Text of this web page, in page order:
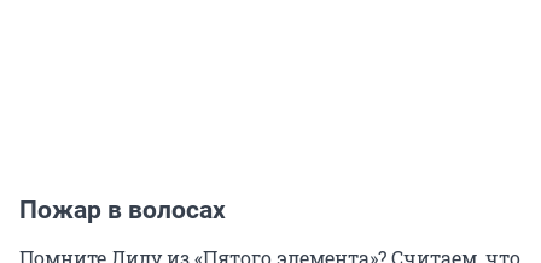
Пожар в волосах
Помните Лилу из «Пятого элемента»? Считаем, что